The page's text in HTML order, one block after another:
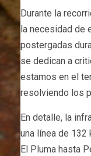
Durante la
la necesidad de
postergadas
se dedican a
estamos en el
resolviendo los
En detalle, la
una línea de
El Pluma hasta